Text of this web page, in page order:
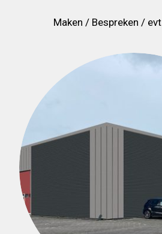
Maken / Bespreken /